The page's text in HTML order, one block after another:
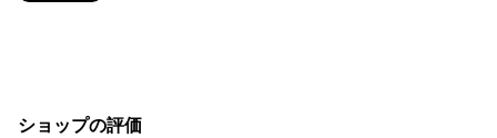
ショップの評価